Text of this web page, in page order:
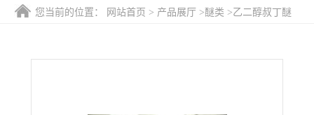
证书荣誉
您当前的位置： 网站首页 > 产品展厅 >醚类 >乙二醇叔丁醚